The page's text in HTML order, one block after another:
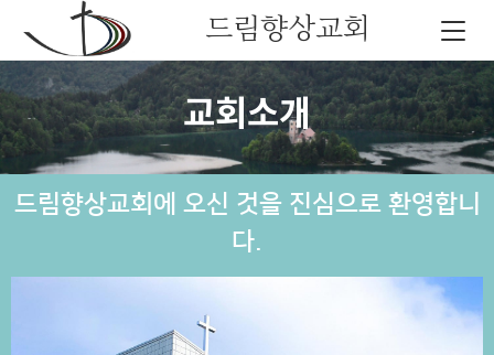
드림향상교회
교회소개
드림향상교회에 오신 것을 진심으로 환영합니
다.